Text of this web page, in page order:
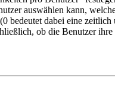
auswählen kann,
bedeutet dabei eine zeitlich
ob die Benutzer ihre